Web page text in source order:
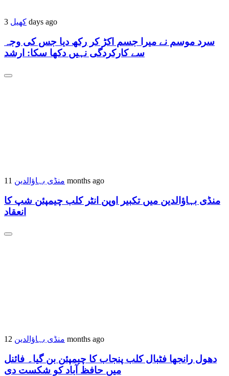
کھیل 3 days ago
سرد موسم نے میرا جسم اکڑ کر رکھ دیا جس کی وجہ
سے کارکردگی نہیں دکھا سکا: ارشد
منڈی بہاؤالدین 11 months ago
منڈی بہاؤالدین میں تکبیر اوپن انٹر کلب چیمپئن شپ کا
انعقاد
منڈی بہاؤالدین 12 months ago
دھول رانجھا فٹبال کلب پنجاب کا چیمپئن بن گیا۔ فائنل
میں حافظ آباد کو شکست دی